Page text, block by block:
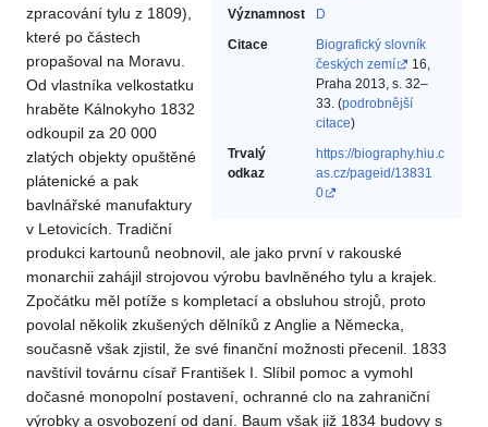
Významnost
D
Citace
Biografický slovník
českých zemí
16,
Praha 2013, s. 32–
33. (podrobnější
citace)
Trvalý
odkaz
https://biography.hiu.c
as.cz/pageid/13831
0
zpracování tylu z 1809),
které po částech
propašoval na Moravu.
Od vlastníka velkostatku
hraběte Kálnokyho 1832
odkoupil za 20 000
zlatých objekty opuštěné
plátenické a pak
bavlnářské manufaktury
v Letovicích. Tradiční
produkci kartounů neobnovil, ale jako první v rakouské
monarchii zahájil strojovou výrobu bavlněného tylu a krajek.
Zpočátku měl potíže s kompletací a obsluhou strojů, proto
povolal několik zkušených dělníků z Anglie a Německa,
současně však zjistil, že své finanční možnosti přecenil. 1833
navštívil továrnu císař František I. Slíbil pomoc a vymohl
dočasné monopolní postavení, ochranné clo na zahraniční
výrobky a osvobození od daní. Baum však již 1834 budovy s